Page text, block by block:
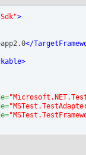
>
</
>
=
=
=